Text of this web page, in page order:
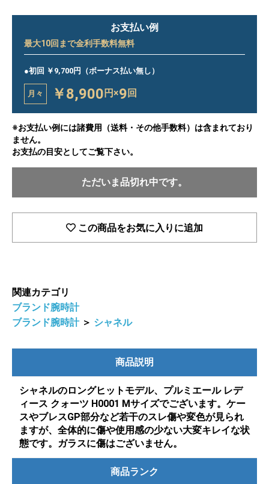
お支払い例
最大10回まで金利手数料無料
●初回 ￥9,700円（ボーナス払い無し）
月々 ￥8,900 円×9 回
※お支払い例には諸費用（送料・その他手数料）は含まれており
ません。
お支払の目安としてご覧下さい。
ただいま品切れ中です。
この商品をお気に入りに追加
関連カテゴリ
ブランド腕時計
ブランド腕時計 ＞ シャネル
商品説明
シャネルのロングヒットモデル、プルミエール レデ
ィース クォーツ H0001 Mサイズでございます。ケー
スやブレスGP部分など若干のスレ傷や変色が見られ
ますが、全体的に傷や使用感の少ない大変キレイな状
態です。ガラスに傷はございません。
商品ランク